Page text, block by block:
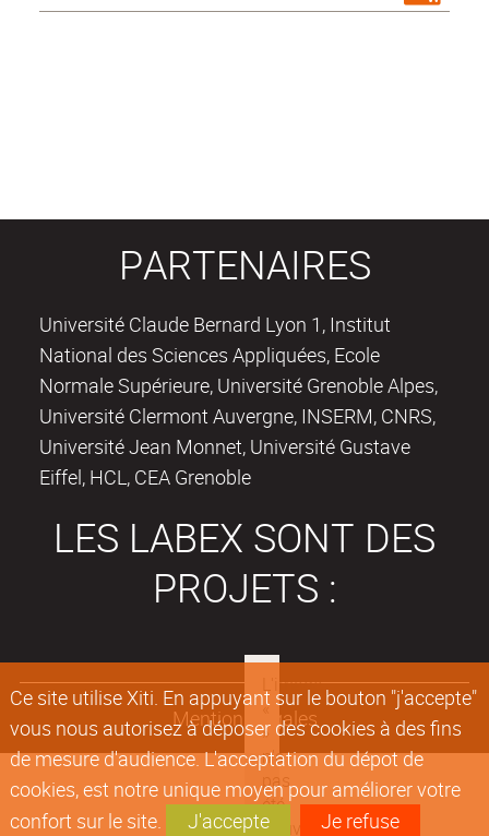
Ce site utilise Xiti. En appuyant sur le bouton "j'accepte"
vous nous autorisez à déposer des cookies à des fins
de mesure d'audience. L'acceptation du dépot de
cookies, est notre unique moyen pour améliorer votre
confort sur le site.
J'accepte Je refuse
PARTENAIRES
Université Claude Bernard Lyon 1, Institut
National des Sciences Appliquées, Ecole
Normale Supérieure, Université Grenoble Alpes,
Université Clermont Auvergne, INSERM, CNRS,
Université Jean Monnet, Université Gustave
Eiffel, HCL, CEA Grenoble
LES LABEX SONT DES
PROJETS :
Mentions légales